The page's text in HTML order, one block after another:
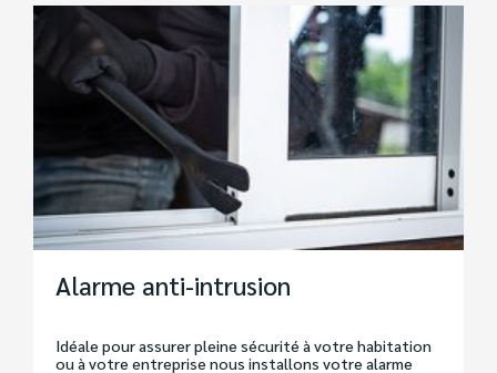
Alarme anti-intrusion
Idéale pour assurer pleine sécurité à votre habitation
ou à votre entreprise nous installons votre alarme